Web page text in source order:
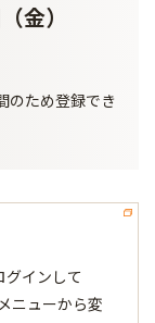
金）
のため登録でき
インして
ニューから変